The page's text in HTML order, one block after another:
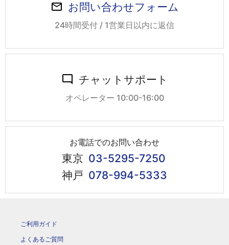
お問い合わせフォーム
24時間受付 / 1営業日以内に返信
チャットサポート
オペレーター 10:00-16:00
お電話でのお問い合わせ
東京 03-5295-7250
神戸 078-994-5333
ご利用ガイド
よくあるご質問